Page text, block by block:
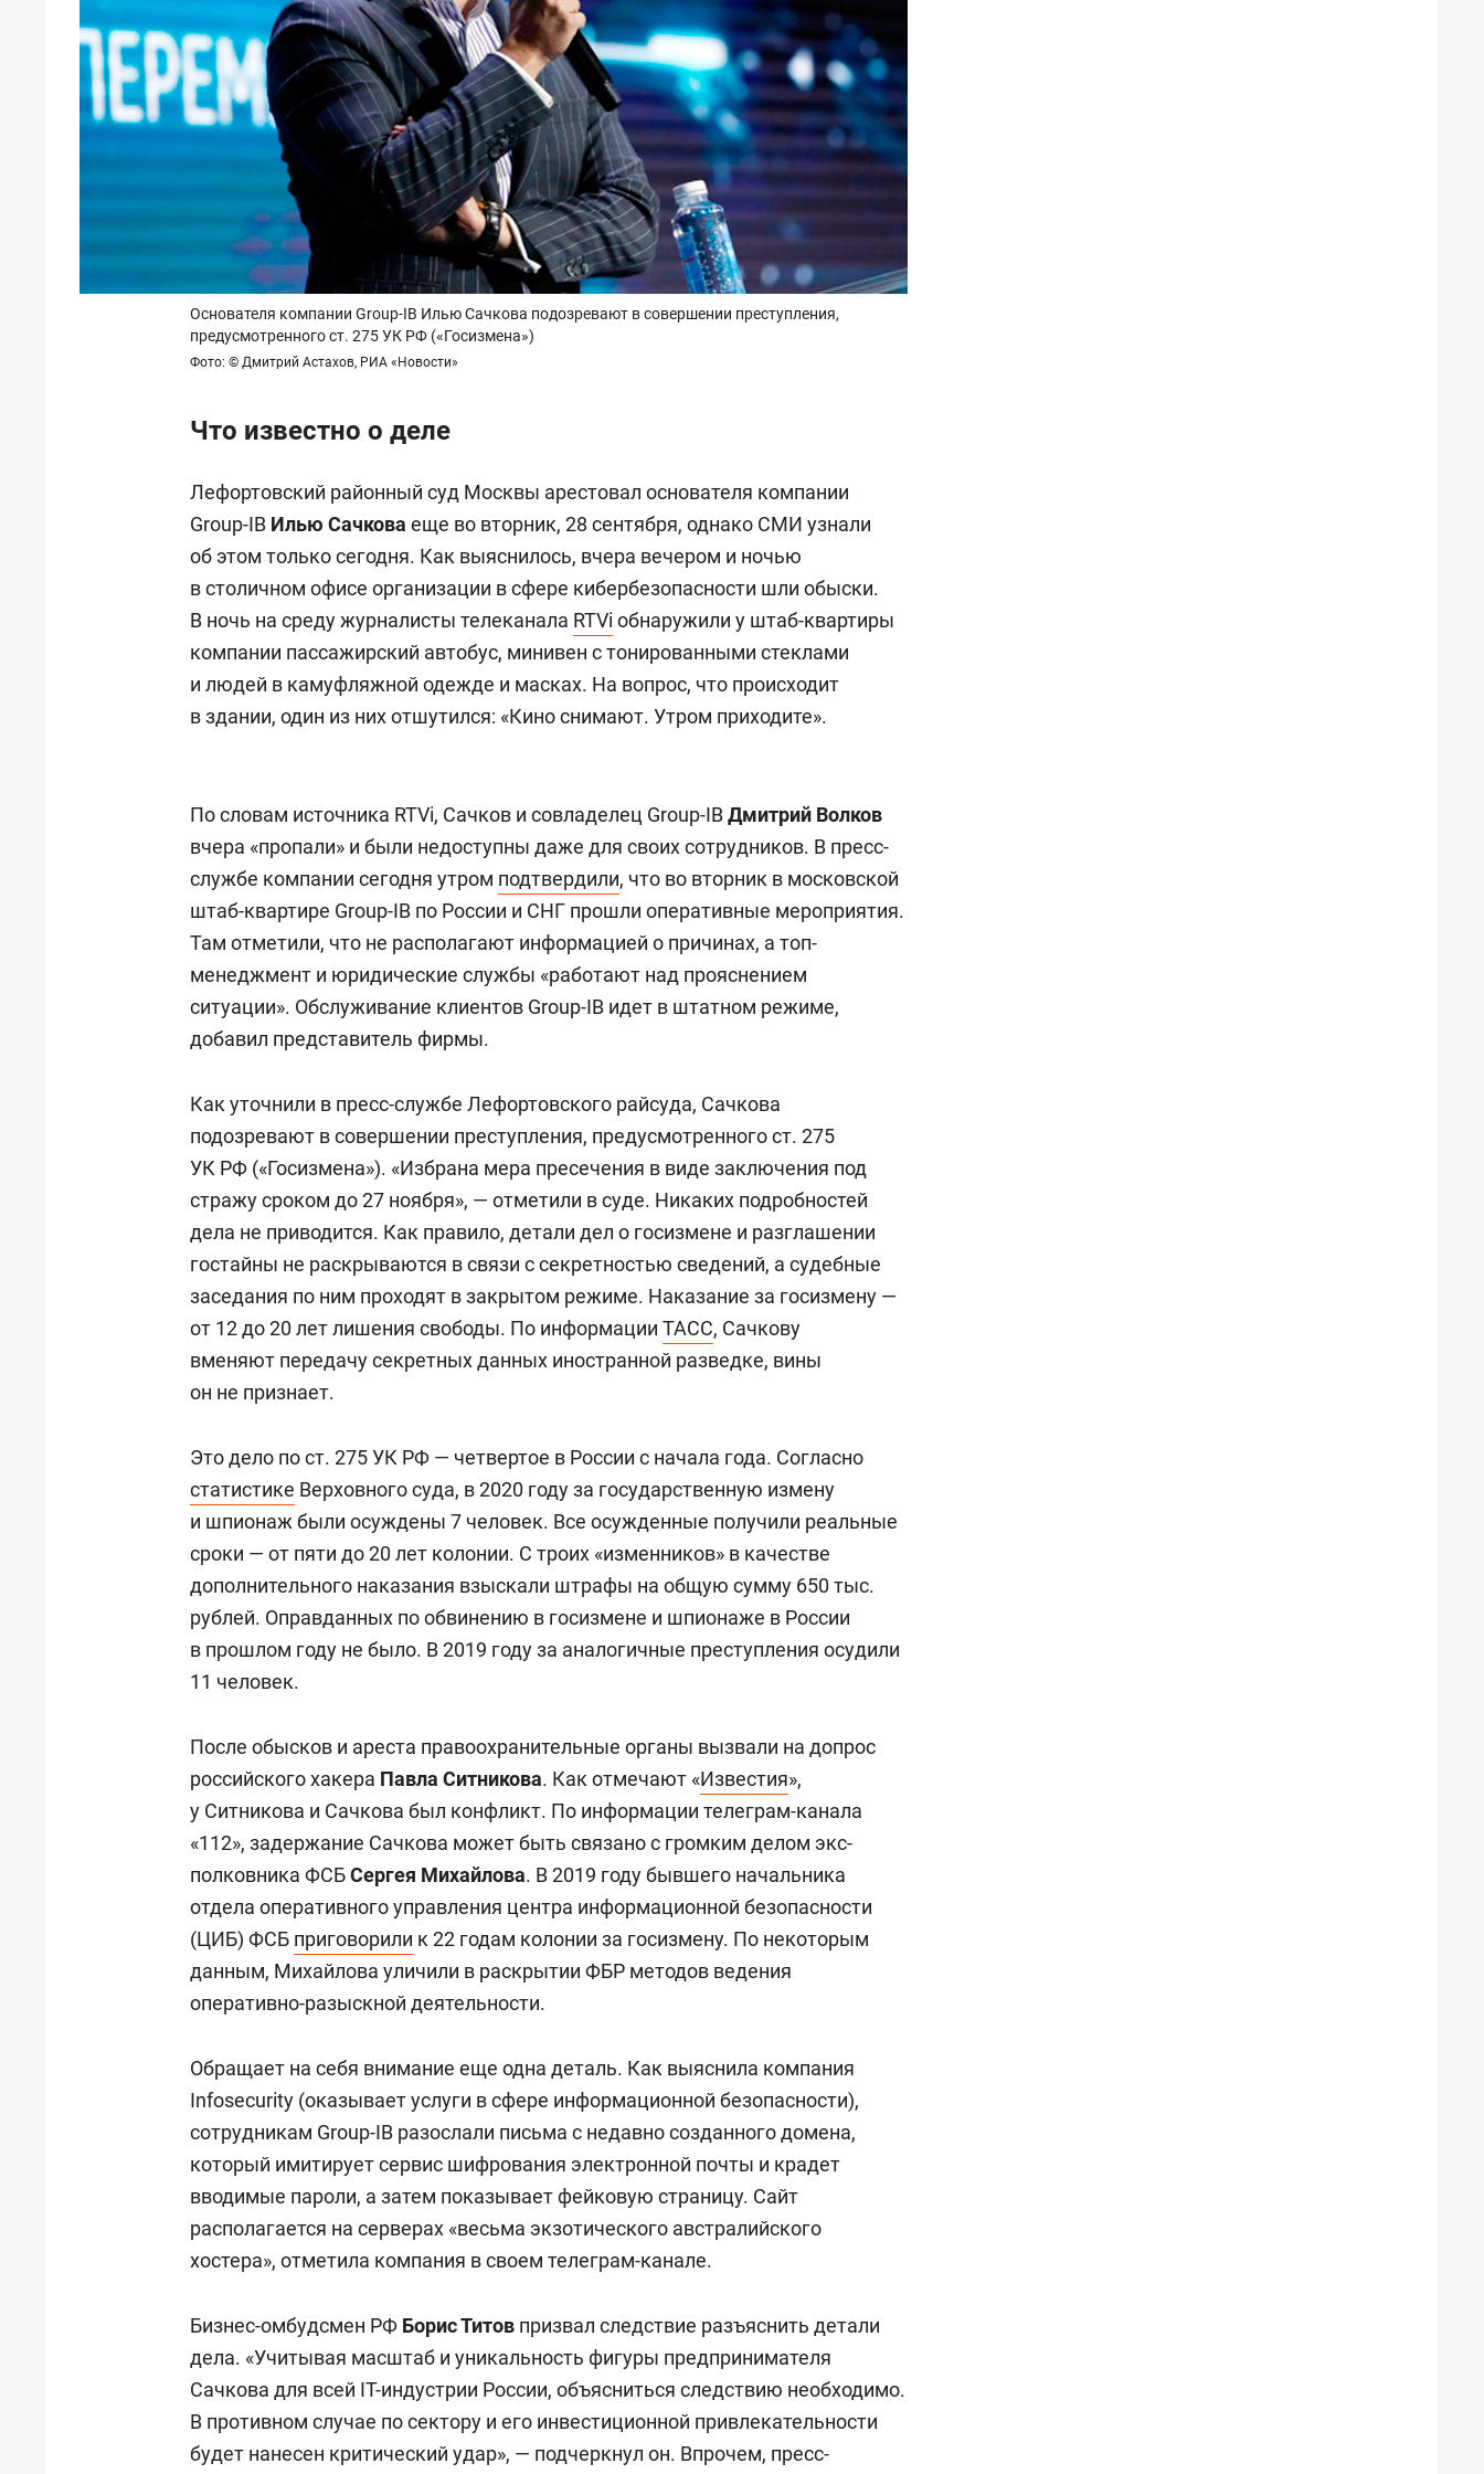
Основателя компании Group-IB Илью Сачкова подозревают в совершении преступления,
предусмотренного ст. 275 УК РФ («Госизмена»)
Фото: © Дмитрий Астахов, РИА «Новости»
Что известно о деле
Лефортовский районный суд Москвы арестовал основателя компании
Group-IB Илью Сачкова еще во вторник, 28 сентября, однако СМИ узнали
об этом только сегодня. Как выяснилось, вчера вечером и ночью
в столичном офисе организации в сфере кибербезопасности шли обыски.
В ночь на среду журналисты телеканала RTVi обнаружили у штаб-квартиры
компании пассажирский автобус, минивен с тонированными стеклами
и людей в камуфляжной одежде и масках. На вопрос, что происходит
в здании, один из них отшутился: «Кино снимают. Утром приходите».
По словам источника RTVi, Сачков и совладелец Group-IBДмитрий Волков
вчера «пропали» и были недоступны даже для своих сотрудников. В пресс-
службе компании сегодня утром подтвердили, что во вторник в московской
штаб-квартире Group-IB по России и СНГ прошли оперативные мероприятия.
Там отметили, что не располагают информацией о причинах, а топ-
менеджмент и юридические службы «работают над прояснением
ситуации». Обслуживание клиентов Group-IB идет в штатном режиме,
добавил представитель фирмы.
Как уточнили в пресс-службе Лефортовского райсуда, Сачкова
подозревают в совершении преступления, предусмотренного ст. 275
УК РФ («Госизмена»). «Избрана мера пресечения в виде заключения под
стражу сроком до 27 ноября», — отметили в суде. Никаких подробностей
дела не приводится. Как правило, детали дел о госизмене и разглашении
гостайны не раскрываются в связи с секретностью сведений, а судебные
заседания по ним проходят в закрытом режиме. Наказание за госизмену —
от 12 до 20 лет лишения свободы. По информации ТАСС, Сачкову
вменяют передачу секретных данных иностранной разведке, вины
он не признает.
Это дело по ст. 275 УК РФ — четвертое в России с начала года. Согласно
статистике Верховного суда, в 2020 году за государственную измену
и шпионаж были осуждены 7 человек. Все осужденные получили реальные
сроки — от пяти до 20 лет колонии. С троих «изменников» в качестве
дополнительного наказания взыскали штрафы на общую сумму 650 тыс.
рублей. Оправданных по обвинению в госизмене и шпионаже в России
в прошлом году не было. В 2019 году за аналогичные преступления осудили
11 человек.
После обысков и ареста правоохранительные органы вызвали на допрос
российского хакера Павла Ситникова. Как отмечают «Известия»,
у Ситникова и Сачкова был конфликт. По информации телеграм-канала
«112», задержание Сачкова может быть связано с громким делом экс-
полковника ФСБСергея Михайлова. В 2019 году бывшего начальника
отдела оперативного управления центра информационной безопасности
(ЦИБ) ФСБ приговорили к 22 годам колонии за госизмену. По некоторым
данным, Михайлова уличили в раскрытии ФБР методов ведения
оперативно-разыскной деятельности.
Обращает на себя внимание еще одна деталь. Как выяснила компания
Infosecurity (оказывает услуги в сфере информационной безопасности),
сотрудникам Group-IB разослали письма с недавно созданного домена,
который имитирует сервис шифрования электронной почты и крадет
вводимые пароли, а затем показывает фейковую страницу. Сайт
располагается на серверах «весьма экзотического австралийского
хостера», отметила компания в своем телеграм-канале.
Бизнес-омбудсмен РФ Борис Титов призвал следствие разъяснить детали
дела. «Учитывая масштаб и уникальность фигуры предпринимателя
Сачкова для всей IT-индустрии России, объясниться следствию необходимо.
В противном случае по сектору и его инвестиционной привлекательности
будет нанесен критический удар», — подчеркнул он. Впрочем, пресс-